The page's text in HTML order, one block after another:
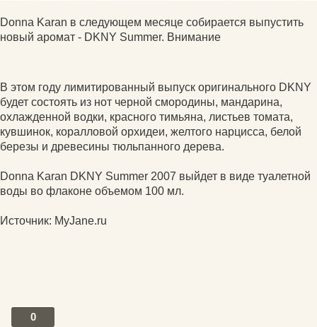
Donna Karan в следующем месяце собирается выпустить
новый аромат - DKNY Summer. Внимание
В этом году лимитированный выпуск оригинального DKNY
будет состоять из нот черной смородины, мандарина,
охлажденной водки, красного тимьяна, листьев томата,
кувшинок, коралловой орхидеи, желтого нарцисса, белой
березы и древесины тюльпанного дерева.
Donna Karan DKNY Summer 2007 выйдет в виде туалетной
воды во флаконе объемом 100 мл.
Источник: MyJane.ru
0